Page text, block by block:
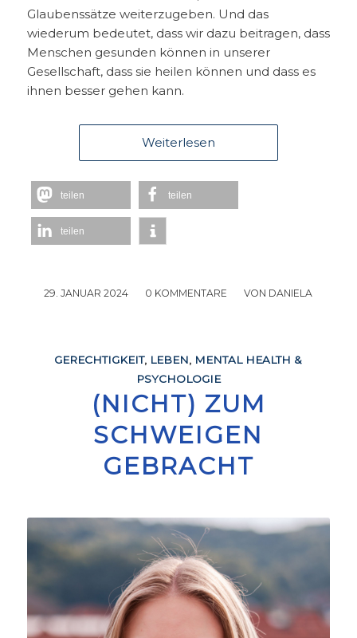
Glaubenssätze weiterzugeben. Und das
wiederum bedeutet, dass wir dazu beitragen, dass
Menschen gesunden können in unserer
Gesellschaft, dass sie heilen können und dass es
ihnen besser gehen kann.
Weiterlesen
teilen teilen
teilen
29. JANUAR 2024
/ 0 KOMMENTARE
/ VON DANIELA
GERECHTIGKEIT, LEBEN, MENTAL HEALTH &
PSYCHOLOGIE
(NICHT) ZUM
SCHWEIGEN
GEBRACHT